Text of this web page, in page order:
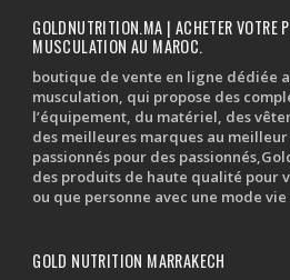
GOLDNUTRITION.MA | ACHETER VOTRE
MUSCULATION AU MAROC.
boutique de vente en ligne dédiée
musculation, qui propose des
l’équipement, du matériel, des
des meilleures marques au
passionnés pour des
des produits de haute qualité pour
ou que personne avec une mode
GOLD NUTRITION MARRAKECH